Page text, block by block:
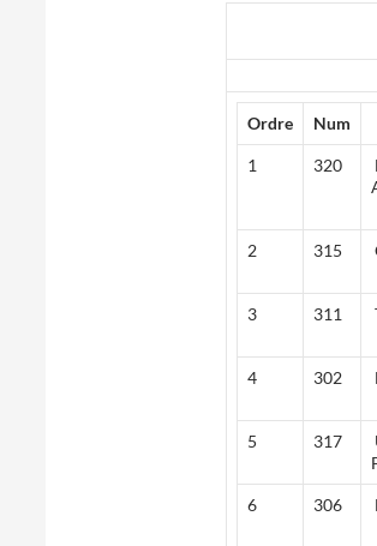
Ordre Num
1 320
2 315
3 311
4 302
5 317
6 306